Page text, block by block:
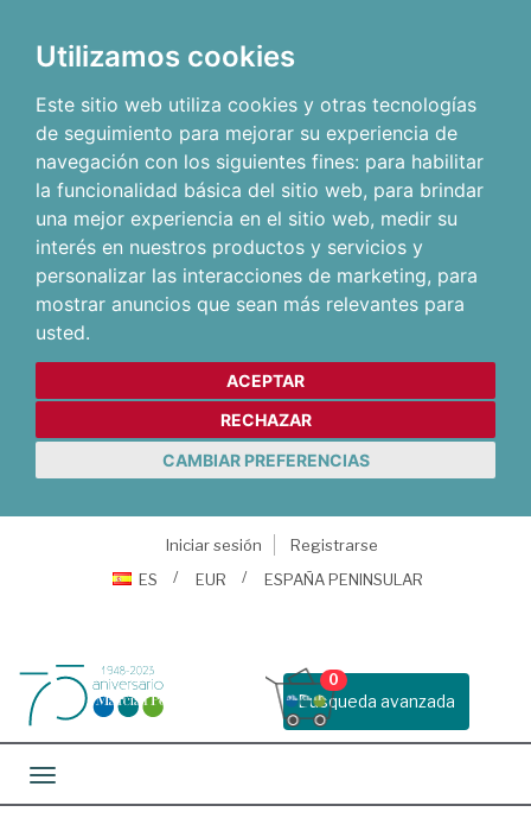
Utilizamos cookies
Este sitio web utiliza cookies y otras tecnologías
de seguimiento para mejorar su experiencia de
navegación con los siguientes fines: para habilitar
la funcionalidad básica del sitio web, para brindar
una mejor experiencia en el sitio web, medir su
interés en nuestros productos y servicios y
personalizar las interacciones de marketing, para
mostrar anuncios que sean más relevantes para
usted.
ACEPTAR
RECHAZAR
CAMBIAR PREFERENCIAS
Iniciar sesión
Registrarse
ES
EUR ESPAÑA PENINSULAR
Busqueda avanzada
0
Toggle navigation